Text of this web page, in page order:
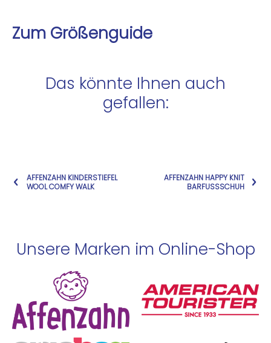
Zum Größenguide
Das könnte Ihnen auch
gefallen:
AFFENZAHN KINDERSTIEFEL
WOOL COMFY WALK
AFFENZAHN HAPPY KNIT
BARFUSSSCHUH
Unsere Marken im Online-Shop